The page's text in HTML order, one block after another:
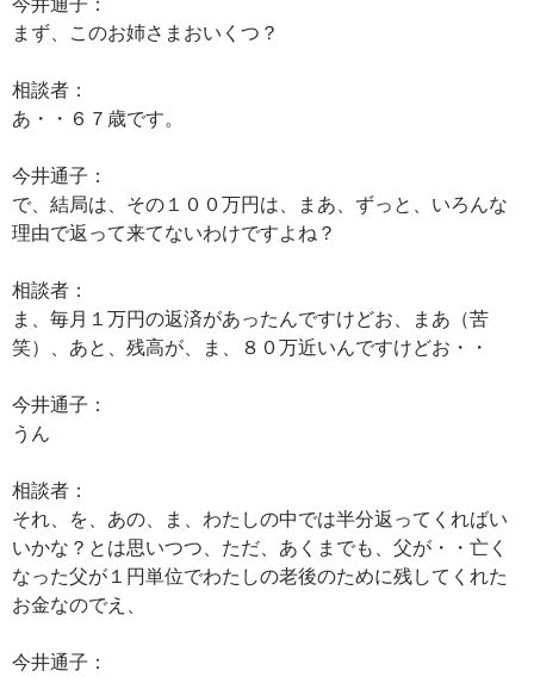
まず、このお姉さまおいくつ？
相談者：
あ・・６７歳です。
今井通子：
で、結局は、その１００万円は、まあ、ずっと、いろんな
理由で返って来てないわけですよね？
相談者：
ま、毎月１万円の返済があったんですけどお、まあ（苦
笑）、あと、残高が、ま、８０万近いんですけどお・・
今井通子：
うん
相談者：
それ、を、あの、ま、わたしの中では半分返ってくればい
いかな？とは思いつつ、ただ、あくまでも、父が・・亡く
なった父が１円単位でわたしの老後のために残してくれた
お金なのでえ、
今井通子：